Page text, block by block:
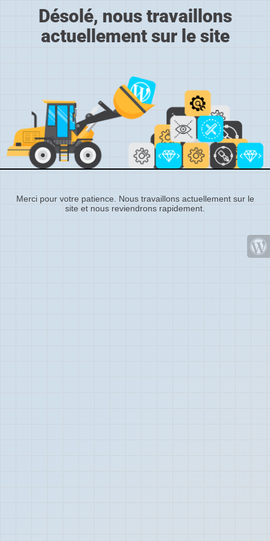
Désolé, nous travaillons
actuellement sur le site
Merci pour votre patience. Nous travaillons actuellement sur le
site et nous reviendrons rapidement.